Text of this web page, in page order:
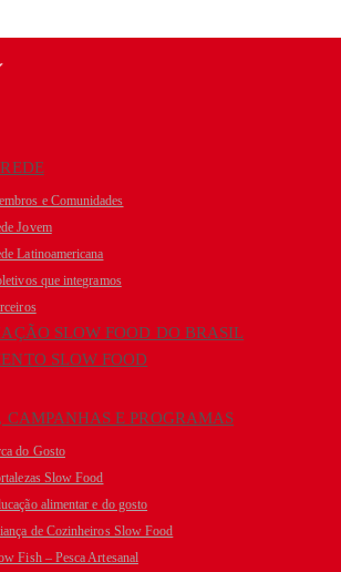
e Comunidades
Jovem
Latinoamericana
que integramos
SLOW FOOD DO BRASIL
SLOW FOOD
CAMPANHAS E PROGRAMAS
do Gosto
Slow Food
alimentar e do gosto
de Cozinheiros Slow Food
Fish – Pesca Artesanal